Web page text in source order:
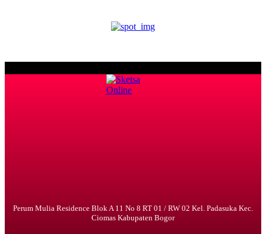
Perum Mulia Residence Blok A 11 No 8 RT 01 / RW 02 Kel. Padasuka Kec.
Ciomas Kabupaten Bogor